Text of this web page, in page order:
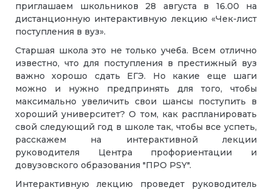
приглашаем школьников 28 августа в 16.00 на
дистанционную интерактивную лекцию «Чек-лист
поступления в вуз».
Старшая школа это не только учеба. Всем отлично
известно, что для поступления в престижный вуз
важно хорошо сдать ЕГЭ. Но какие еще шаги
можно и нужно предпринять для того, чтобы
максимально увеличить свои шансы поступить в
хороший университет? О том, как распланировать
свой следующий год в школе так, чтобы все успеть,
расскажем на интерактивной лекции
руководителя Центра профориентации и
довузовского образования "ПРО PSY".
Интерактивную лекцию проведет руководитель